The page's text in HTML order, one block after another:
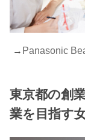
→ Panasonic
東京都の創
業を目指す